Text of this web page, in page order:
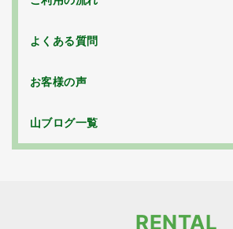
よくある質問
お客様の声
山ブログ一覧
RENTAL